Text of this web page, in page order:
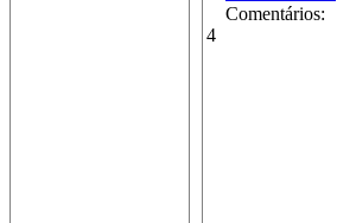
Comentários:
4